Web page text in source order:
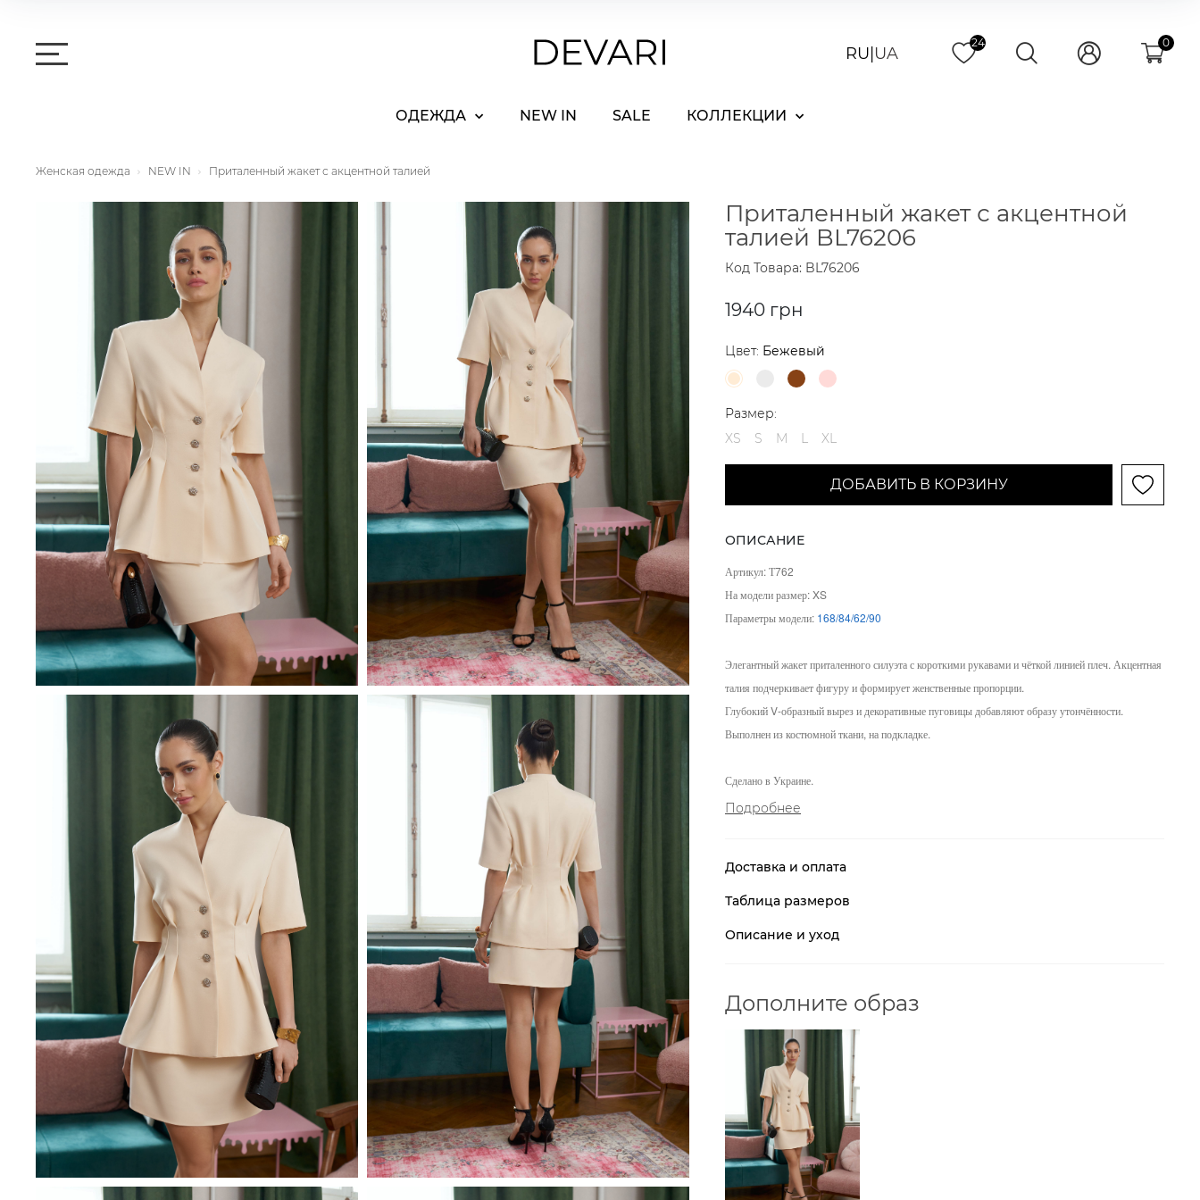
RU UA
24 0
ОДЕЖДА NEW IN SALE КОЛЛЕКЦИИ
Женская одежда NEW IN Приталенный жакет с акцентной талией
Приталенный жакет с акцентной
талией BL76206
Код Товара: BL76206
1940 грн
Цвет: Бежевый
Размер:
XS
S M L XL
ДОБАВИТЬ В КОРЗИНУ
ОПИСАНИЕ
Артикул: Т762
На модели размер: XS
Параметры модели: 168/84/62/90
Элегантный жакет приталенного силуэта с короткими рукавами и чёткой линией плеч. Акцентная
талия подчеркивает фигуру и формирует женственные пропорции.
Глубокий V-образный вырез и декоративные пуговицы добавляют образу утончённости.
Выполнен из костюмной ткани, на подкладке.
Сделано в Украине.
Подробнее
Доставка и оплата
Таблица размеров
Описание и уход
Дополните образ